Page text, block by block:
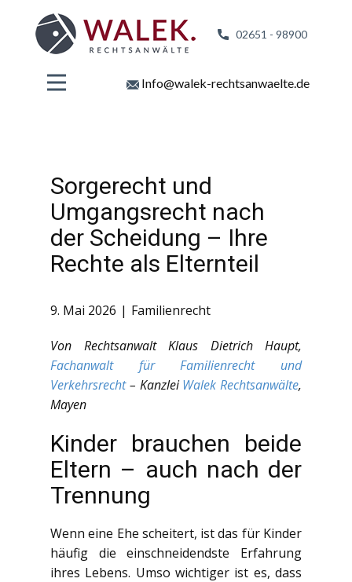
02651 - 98900
Info@walek-rechtsanwaelte.de
Sorgerecht und
Umgangsrecht nach
der Scheidung – Ihre
Rechte als Elternteil
9. Mai 2026 Familienrecht
Von Rechtsanwalt Klaus Dietrich Haupt,
Fachanwalt für Familienrecht und
Verkehrsrecht– KanzleiWalek Rechtsanwälte,
Mayen
Kinder brauchen beide
Eltern – auch nach der
Trennung
Wenn eine Ehe scheitert, ist das für Kinder
häufig die einschneidendste Erfahrung
ihres Lebens. Umso wichtiger ist es, dass